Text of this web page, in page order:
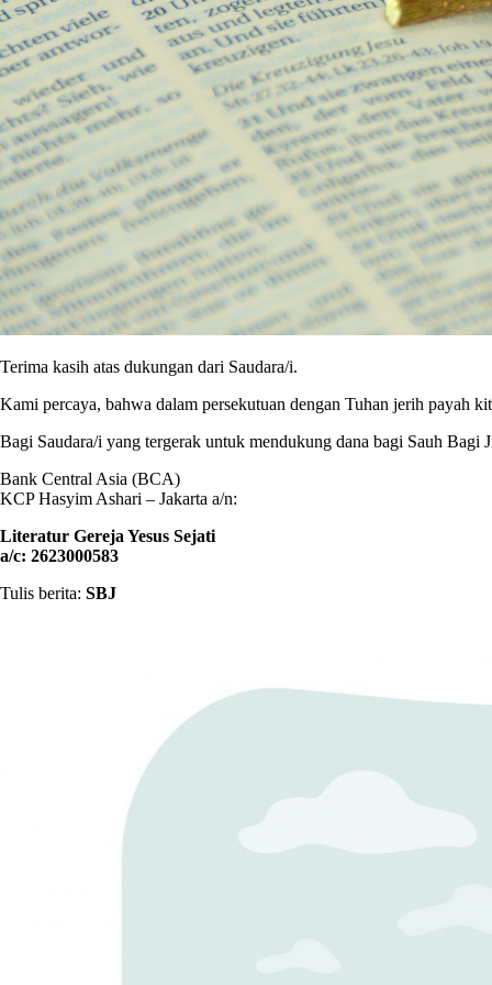
Terima kasih atas dukungan dari Saudara/i.
Kami percaya, bahwa dalam persekutuan dengan Tuhan jerih payah
Bagi Saudara/i yang tergerak untuk mendukung dana bagi Sauh Bagi
Bank Central Asia (BCA)
KCP Hasyim Ashari – Jakarta a/n:
Literatur Gereja Yesus Sejati
a/c: 2623000583
Tulis berita: SBJ